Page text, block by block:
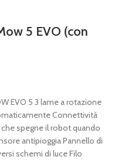
5 EVO (con
EVO 5 3 lame a rotazione
Connettività
spegne il robot quando
antipioggia Pannello di
schemi di luce Filo